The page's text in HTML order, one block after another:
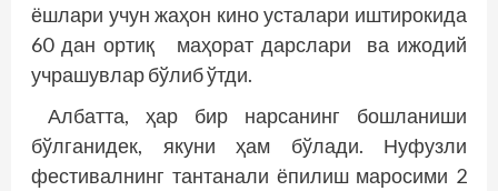
ёшлари учун жаҳон кино усталари иштирокида
60 дан ортиқ маҳорат дарслари ва ижодий
учрашувлар бўлиб ўтди.
Албатта, ҳар бир нарсанинг бошланиши
бўлганидек, якуни ҳам бўлади. Нуфузли
фестивалнинг тантанали ёпилиш маросими 2